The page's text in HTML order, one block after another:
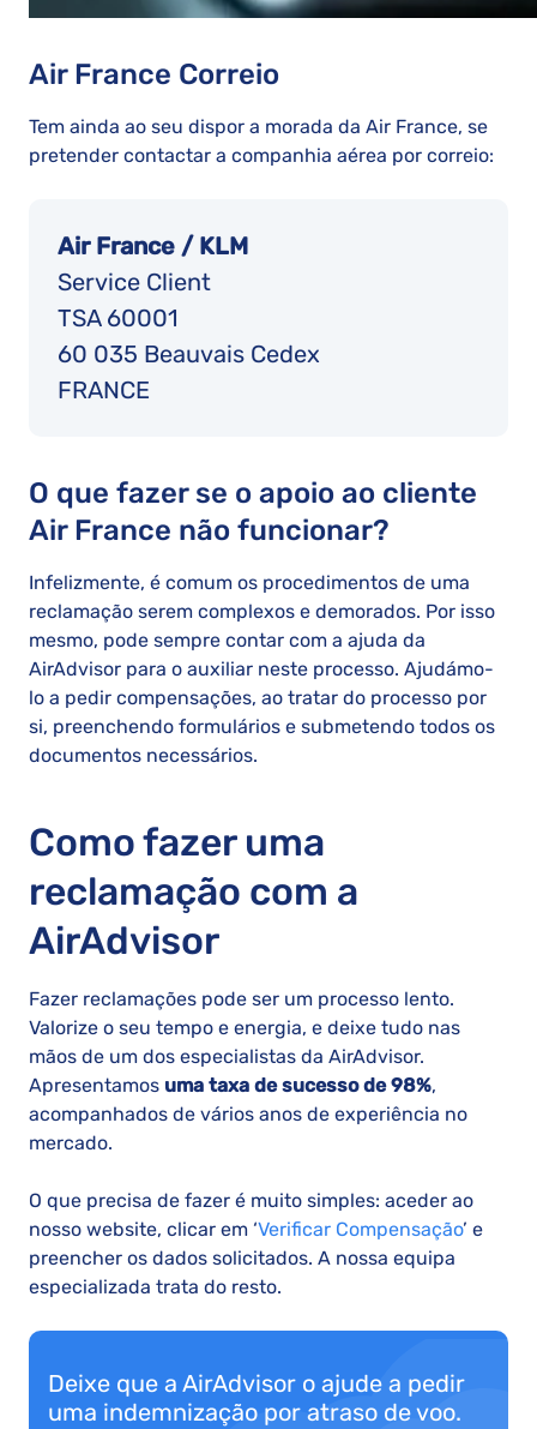
Air France Correio
Tem ainda ao seu dispor a morada da Air France, se
pretender contactar a companhia aérea por correio:
Air France / KLM
Service Client
TSA 60001
60 035 Beauvais Cedex
FRANCE
O que fazer se o apoio ao cliente
Air France não funcionar?
Infelizmente, é comum os procedimentos de uma
reclamação serem complexos e demorados. Por isso
mesmo, pode sempre contar com a ajuda da
AirAdvisor para o auxiliar neste processo. Ajudámo-
lo a pedir compensações, ao tratar do processo por
si, preenchendo formulários e submetendo todos os
documentos necessários.
Como fazer uma
reclamação com a
AirAdvisor
Fazer reclamações pode ser um processo lento.
Valorize o seu tempo e energia, e deixe tudo nas
mãos de um dos especialistas da AirAdvisor.
Apresentamos uma taxa de sucesso de 98%,
acompanhados de vários anos de experiência no
mercado.
O que precisa de fazer é muito simples: aceder ao
nosso website, clicar em ‘Verificar Compensação’ e
preencher os dados solicitados. A nossa equipa
especializada trata do resto.
Deixe que a AirAdvisor o ajude a pedir
uma indemnização por atraso de voo.